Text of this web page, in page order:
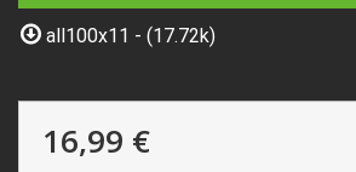
all100x11 - (17.72k)
16,99 €